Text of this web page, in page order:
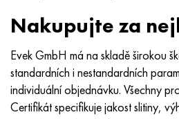
Nakupujte za
Evek GmbH má na skladě širokou
standardních i nestandardních
individuální objednávku. Všechny
Certifikát specifikuje jakost slitiny,
Nitronic 60
Nitronik 75
Nimonic 80a
81HMA
Druhy přesných slitin
Termobimetaly
HN78Т
HN80TBY
N65M, EP982
40 titan
Slitina 31 - 1,4562
Alloy 254smo® - 1,4547
Slitina 926 - 1,4529
37X12N8G8MFB
40X10X2M
40Х9С2
34khn3ma, 36NiCrMo16,
35hgs, 35hgs
35hgsa, 35hgsa